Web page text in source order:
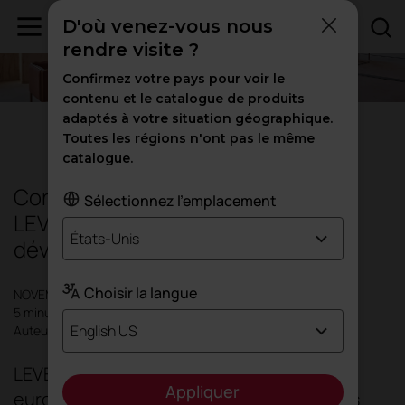
Durabilité
Concevoir, produire et soigner :
LEVEL® 2 est le moteur de notre
développement durable
NOVEMBRE 2025
5 minutes
Auteur: Actiu
LEVEL® 2 est la plus haute certification
européenne qui garantit que nos produits
D'où venez-vous nous
rendre visite ?
Confirmez votre pays pour voir le
contenu et le catalogue de produits
adaptés à votre situation géographique.
Toutes les régions n'ont pas le même
catalogue.
Sélectionnez l'emplacement
États-Unis
Choisir la langue
English US
Appliquer